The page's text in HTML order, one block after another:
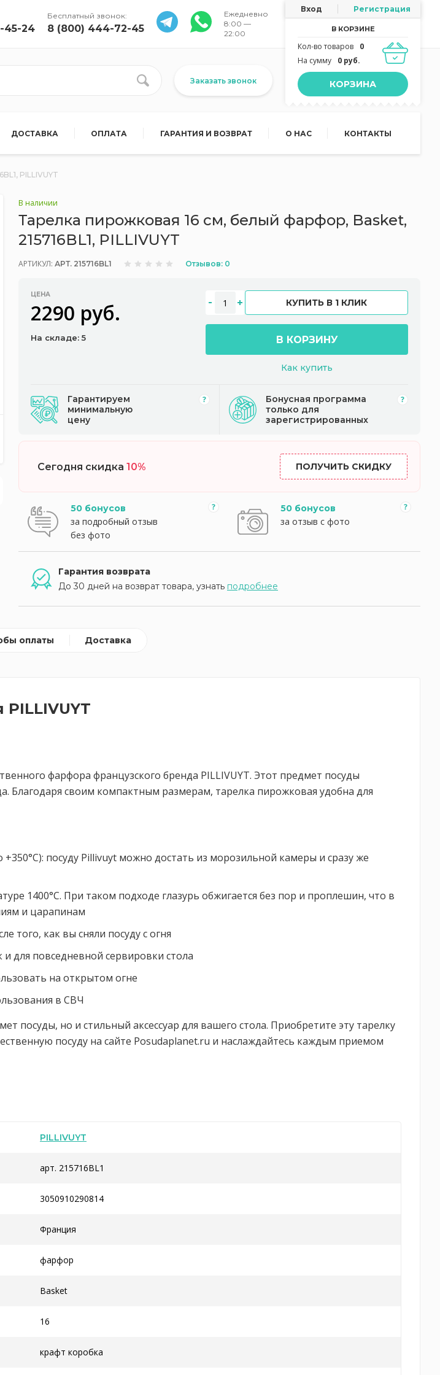
45-24
Бесплатный звонок:
8 (800) 444-72-45
Ежедневно
8:00 —
22:00
Вход Регистрация
В КОРЗИНЕ
Кол-во товаров
0
На сумму
0 руб.
КОРЗИНА
Заказать звонок
ДОСТАВКА ОПЛАТА ГАРАНТИЯ И ВОЗВРАТ О НАС КОНТАКТЫ
PILLIVUYT
В наличии
Тарелка пирожковая 16 см, белый фарфор, Basket,
215716BL1, PILLIVUYT
АРТИКУЛ: АРТ. 215716BL1 Отзывов: 0
ЦЕНА
2290 руб.
На складе: 5
КУПИТЬ В 1 КЛИК
В КОРЗИНУ
Как купить
Гарантируем
минимальную
цену
Бонусная программа
только для
зарегистрированных
Сегодня скидка 10% ПОЛУЧИТЬ СКИДКУ
50 бонусов
за подробный отзыв
без фото
50 бонусов
за отзыв с фото
Гарантия возврата
До 30 дней на возврат товара, узнать подробнее
оплаты Доставка
фарфора французского бренда PILLIVUYT. Этот предмет посуды
Благодаря своим компактным размерам, тарелка пирожковая удобна для
посуду Pillivuyt можно достать из морозильной камеры и сразу же
1400°С. При таком подходе глазурь обжигается без пор и проплешин, что в
и царапинам
того, как вы сняли посуду с огня
для повседневной сервировки стола
на открытом огне
в СВЧ
посуды, но и стильный аксессуар для вашего стола. Приобретите эту тарелку
посуду на сайте Posudaplanet.ru и наслаждайтесь каждым приемом
PILLIVUYT
арт. 215716BL1
3050910290814
Франция
фарфор
Basket
16
крафт коробка